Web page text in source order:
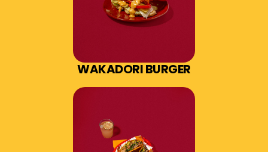
WAKADORI BURGER